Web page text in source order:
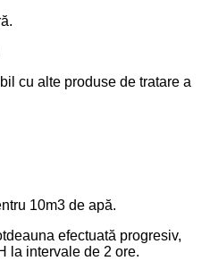
cu alte produse de tratare a
10m3 de apă.
efectuată progresiv,
la intervale de 2 ore.